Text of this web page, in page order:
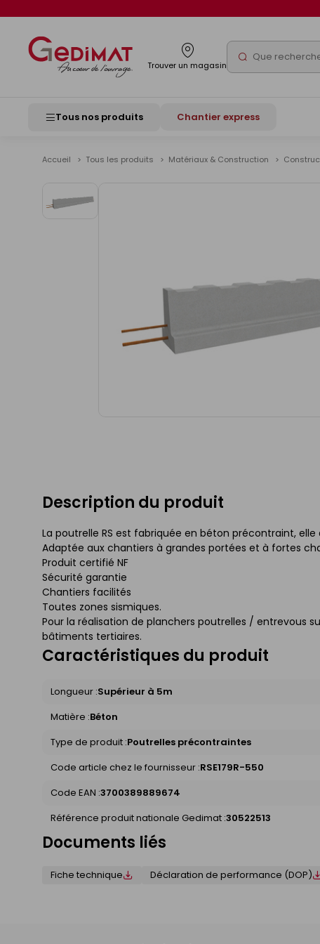
Trouver un magasin Rechercher
Tous nos produits Chantier express
Accueil Tous les produits Matériaux & Construction
Description du produit
La poutrelle RS est fabriquée en béton précontraint, elle
Adaptée aux chantiers à grandes portées et à fortes
Produit certifié NF
Sécurité garantie
Chantiers facilités
Toutes zones sismiques.
Pour la réalisation de planchers poutrelles / entrevous
bâtiments tertiaires.
Caractéristiques du produit
Longueur :Supérieur à 5m
Matière :Béton
Type de produit :Poutrelles précontraintes
Code article chez le fournisseur :RSE179R-550
Code EAN :3700389889674
Référence produit nationale Gedimat :30522513
Documents liés
Fiche technique Déclaration de performance (DOP)